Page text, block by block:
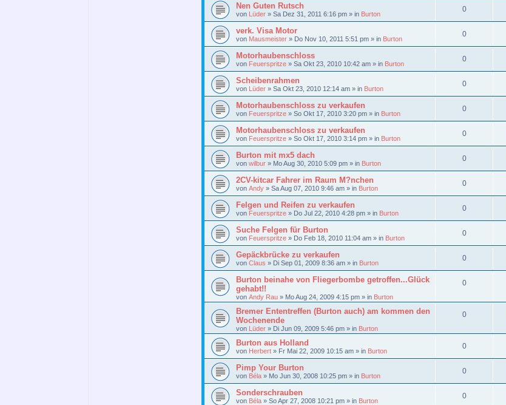
Nen Guten Rutsch
von Lüder » Sa Dez 31, 2011 6:16 pm » in Burton
0
verk. Visa Motor
von Mausmeister » Do Nov 10, 2011 5:51 pm » in Burton
0
Motorhaubenschloss
von Feuerspritze » Sa Okt 23, 2010 10:42 am » in Burton
0
Scheibenrahmen
von Lüder » Sa Okt 23, 2010 12:14 am » in Burton
0
Motorhaubenschloss zu verkaufen
von Feuerspritze » So Okt 17, 2010 3:20 pm » in Burton
0
Motorhaubenschloss zu verkaufen
von Feuerspritze » So Okt 17, 2010 3:14 pm » in Burton
0
Burton mit mx5 dach
von wilbur » Mo Aug 30, 2010 5:09 pm » in Burton
0
2CV-kitcar Fahrer im Raum M?nchen
von Andy » Sa Aug 07, 2010 9:46 am » in Burton
0
Felgen und Reifen zu verkaufen
von Feuerspritze » Do Jul 22, 2010 4:28 pm » in Burton
0
Suche Felgen für Burton
von Feuerspritze » Do Feb 18, 2010 11:04 am » in Burton
0
Gepäckbrücke zu verkaufen
von Claus » Di Sep 01, 2009 8:36 am » in Burton
0
Burton beinahe von Fliegerbombe getroffen...Glück
gehabt!!
von Andy Rau » Mo Aug 24, 2009 4:15 pm » in Burton
0
Bremer Ententreffen (Burton auch) am kommen den
Wochenende
von Lüder » Di Jun 09, 2009 5:46 pm » in Burton
0
Burton aus Holland
von Herbert » Fr Mai 22, 2009 10:15 am » in Burton
0
Pimp Your Burton
von Béla » Mo Jun 30, 2008 10:25 pm » in Burton
0
Sonderschrauben
von Béla » So Apr 27, 2008 10:21 pm » in Burton
0